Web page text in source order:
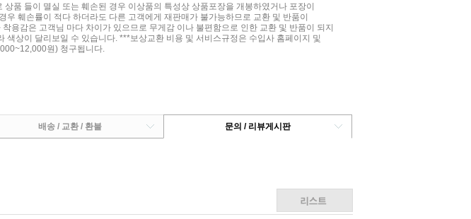
품 들이 멸실 또는 훼손된 경우 이상품의 특성상 상품포장을 개봉하였거나 포장이
훼손률이 적다 하더라도 다른 고객에게 재판매가 불가능하므로 교환 및 반품이
용감은 고객님 마다 차이가 있으므로 무게감 이나 불편함으로 인한 교환 및 반품이 되지
색상이 달리보일 수 있습니다. ***보상교환 비용 및 서비스규정은 수입사 홈페이지 및
원) 청구됩니다.
배송 / 교환 / 환불 문의 / 리뷰게시판